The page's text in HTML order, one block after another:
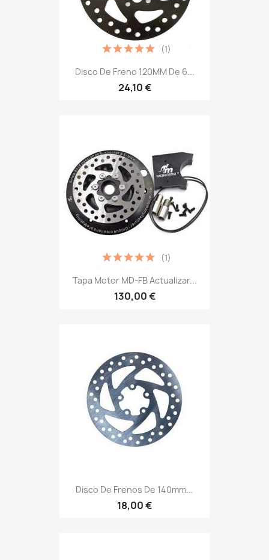
Disco De Freno 120MM De 6...
24,10 €
(1)
Tapa Motor MD-FB Actualizar...
130,00 €
(1)
Disco De Frenos De 140mm...
18,00 €